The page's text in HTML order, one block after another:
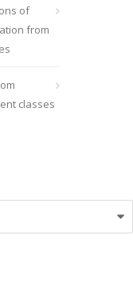
of
from
classes